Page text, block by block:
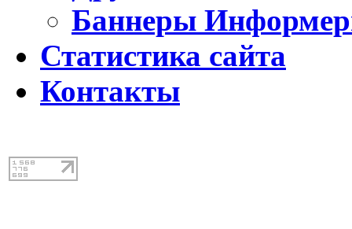
Баннеры
Статистика сайта
Контакты